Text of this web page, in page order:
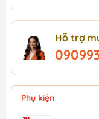
Hỗ trợ
Phụ kiện